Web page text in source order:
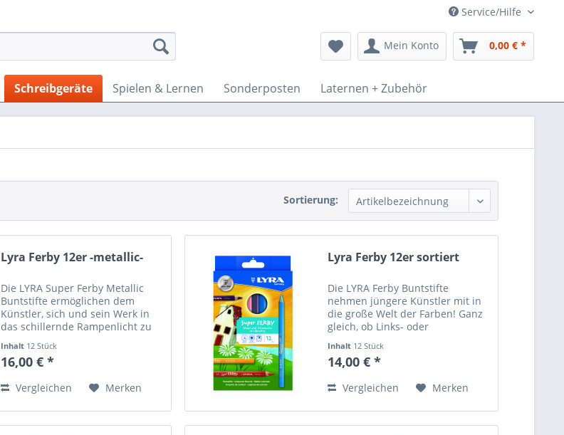
Service/Hilfe
Mein Konto 0,00 € *
Schreibgeräte Spielen & Lernen Sonderposten Laternen + Zubehör
Sortierung:
Lyra Ferby 12er -metallic-
Die LYRA Super Ferby Metallic
Buntstifte ermöglichen dem
Künstler, sich und sein Werk in
das schillernde Rampenlicht zu
Ferby Metallic Buntstifte werden
aus PEFC-zertifiziertem Holz
Inhalt 12 Stück
16,00 € *
Vergleichen Merken
Lyra Ferby 12er sortiert
Die LYRA Ferby Buntstifte
nehmen jüngere Künstler mit in
die große Welt der Farben! Ganz
gleich, ob Links- oder
Stifte überzeugen jeden mit ihrer
dreieckigen, ergonomischen
Inhalt 12 Stück
14,00 € *
Vergleichen Merken